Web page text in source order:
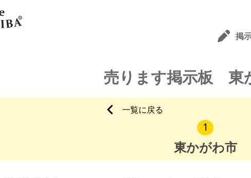
掲
売ります掲示板 東
一覧に戻る
1
東かがわ市